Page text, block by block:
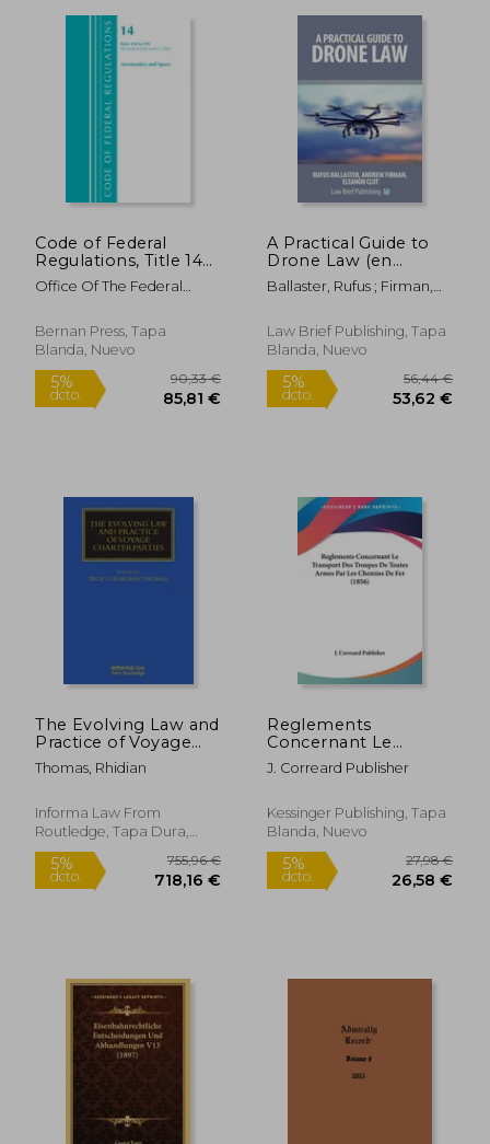
dcto.
Code of Federal
Regulations, Title 14
Aeronautics and
Space 110-199,
1, 2021 (en Inglés)
Office Of The Federal
Bernan Press, Tapa
Blanda, Nuevo
A Practical Guide to
Drone Law (en
Inglés)
Ballaster, Rufus ; Firman,
Law Brief Publishing, Tapa
Blanda, Nuevo
The Evolving Law and
Practice of Voyage
Charterparties (en
Inglés)
Thomas, Rhidian
Informa Law From
Routledge, Tapa Dura,
Nuevo
Reglements
Concernant Le
Transport Des
Troupes De Toutes
Chemins De Fer
(1856) (en Francés)
J. Correard Publisher
Kessinger Publishing, Tapa
Blanda, Nuevo